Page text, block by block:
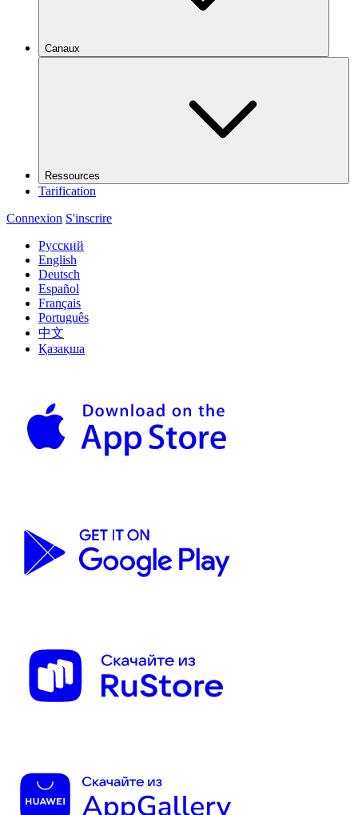
Canaux
Ressources
Tarification
Connexion S'inscrire
Русский
English
Deutsch
Español
Français
Português
中文
Қазақша